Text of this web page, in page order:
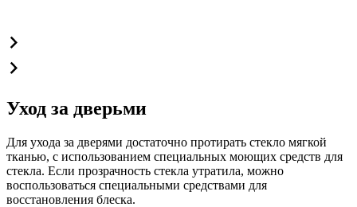
Уход за дверьми
Для ухода за дверями достаточно протирать стекло мягкой
тканью, с использованием специальных моющих средств для
стекла. Если прозрачность стекла утратила, можно
воспользоваться специальными средствами для
восстановления блеска.